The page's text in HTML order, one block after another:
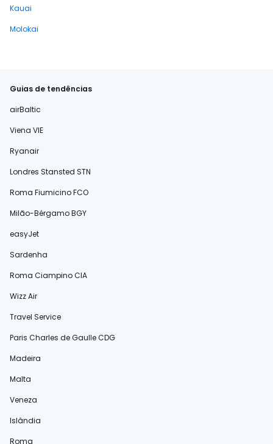
Kauai
Molokai
Guias de tendências
airBaltic
Viena VIE
Ryanair
Londres Stansted STN
Roma Fiumicino FCO
Milão-Bérgamo BGY
easyJet
Sardenha
Roma Ciampino CIA
Wizz Air
Travel Service
Paris Charles de Gaulle CDG
Madeira
Malta
Veneza
Islândia
Roma